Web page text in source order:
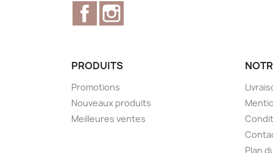
Facebook
PRODUITS
Promotions
Nouveaux produits
Meilleures ventes
Plan